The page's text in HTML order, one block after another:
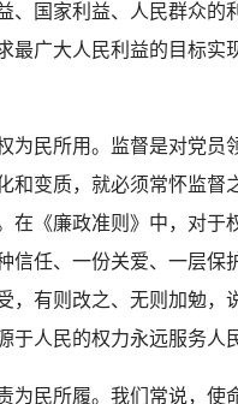
、国家利益、人民群众
最广大人民利益的目标
民所用。监督是对党员
和变质，就必须常怀监
在《廉政准则》中，对
信任、一份关爱、一层
，有则改之、无则加勉
于人民的权力永远服务人
民所履。我们常说，使